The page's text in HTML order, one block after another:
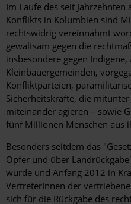
Im Laufe des seit
Konflikts in Kolumbien sind
rechtswidrig vereinnahmt
gewaltsam gegen die
insbesondere gegen
Kleinbauergemeinden,
Konfliktparteien,
Sicherheitskräfte, die
miteinander agieren – sowie
fünf Millionen Menschen aus
Besonders seitdem das
Opfer und über
wurde und Anfang 2012 in
VertreterInnen der
sich für die Rückgabe des